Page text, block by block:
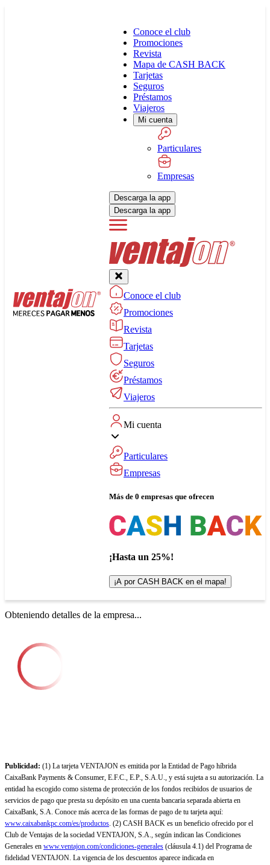
Conoce el club
Promociones
Revista
Mapa de CASH BACK
Tarjetas
Seguros
Préstamos
Viajeros
Mi cuenta
Particulares
Empresas
Descarga la app
Descarga la app
Conoce el club
Promociones
Revista
Tarjetas
Seguros
Préstamos
Viajeros
Mi cuenta
Particulares
Empresas
Más de 0 empresas que ofrecen
¡Hasta un 25%!
¡A por CASH BACK en el mapa!
Obteniendo detalles de la empresa...
Publicidad: (1) La tarjeta VENTAJON es emitida por la Entidad de Pago híbrida
CaixaBank Payments & Consumer, E.F.C., E.P., S.A.U., y está sujeta a su autorización. La
entidad ha escogido como sistema de protección de los fondos recibidos de usuarios de
servicios de pago que presta su depósito en una cuenta bancaria separada abierta en
CaixaBank, S.A. Conoce más acerca de las formas de pago de tu tarjeta aquí:
www.caixabankpc.com/es/productos. (2) CASH BACK es un beneficio ofrecido por el
Club de Ventajas de la sociedad VENTAJON, S.A., según indican las Condiciones
Generales en www.ventajon.com/condiciones-generales (cláusula 4.1) del Programa de
fidelidad VENTAJON. La vigencia de los descuentos aparece indicada en